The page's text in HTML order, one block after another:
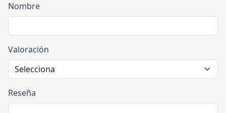
Nombre
Valoración
Reseña